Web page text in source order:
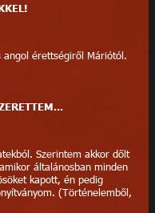
angol érettségiről Máriótól.
Szerintem akkor dőlt
általánosban minden
kapott, én pedig
(Történelemből,